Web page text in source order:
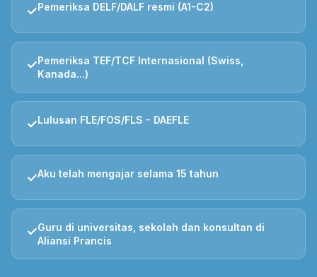
✓Pemeriksa DELF/DALF resmi (A1-C2)
✓Pemeriksa TEF/TCF Internasional (Swiss,
Kanada...)
✓Lulusan FLE/FOS/FLS - DAEFLE
✓Aku telah mengajar selama 15 tahun
✓Guru di universitas, sekolah dan konsultan di
Aliansi Prancis